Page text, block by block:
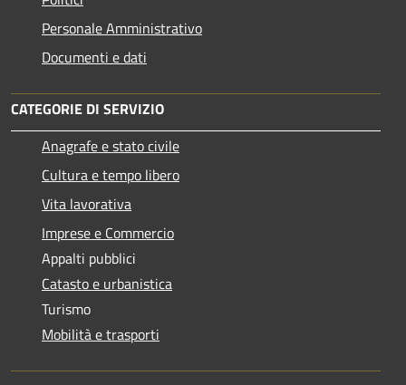
Personale Amministrativo
Documenti e dati
CATEGORIE DI SERVIZIO
Anagrafe e stato civile
Cultura e tempo libero
Vita lavorativa
Imprese e Commercio
Appalti pubblici
Catasto e urbanistica
Turismo
Mobilità e trasporti